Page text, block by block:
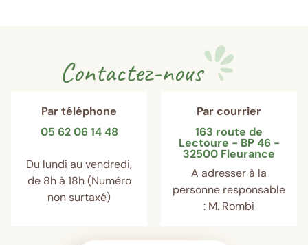
Contactez-nous
Par téléphone
05 62 06 14 48
Du lundi au vendredi,
de 8h à 18h (Numéro
non surtaxé)
Par courrier
163 route de
Lectoure - BP 46 -
32500 Fleurance
A adresser à la
personne responsable
: M. Rombi